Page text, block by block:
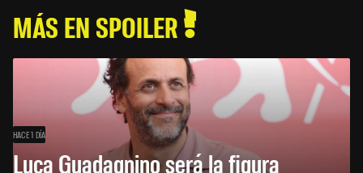
MÁS EN SPOILER
HACE 1 DÍA
Luca Guadagnino será la figura